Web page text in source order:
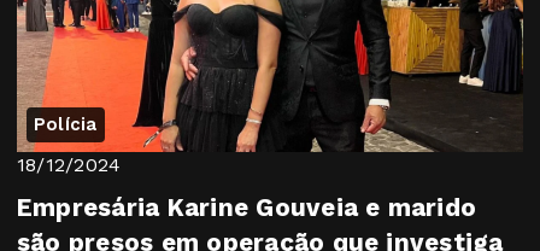
Polícia
18/12/2024
Empresária Karine Gouveia e marido
são presos em operação que investiga